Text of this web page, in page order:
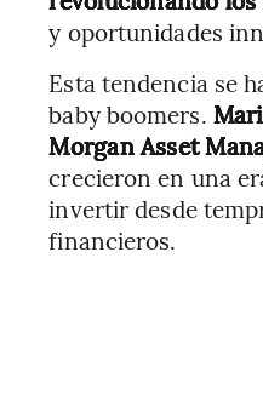
y oportunidades
Esta tendencia se
baby boomers.
Morgan Asset
crecieron en una
invertir desde
financieros.